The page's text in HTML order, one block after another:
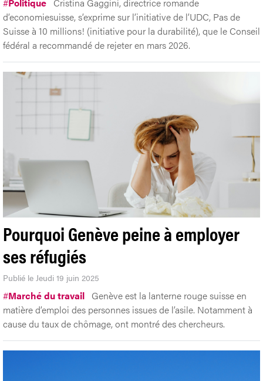
d’economiesuisse, s’exprime sur l’initiative de l’UDC, Pas de
Suisse à 10 millions! (initiative pour la durabilité), que le Conseil
fédéral a recommandé de rejeter en mars 2026.
Pourquoi Genève peine à employer
ses réfugiés
Publié le Jeudi 19 juin 2025
#Marché du travail Genève est la lanterne rouge suisse en
matière d’emploi des personnes issues de l’asile. Notamment à
cause du taux de chômage, ont montré des chercheurs.